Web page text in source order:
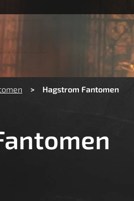
Hagstrom Fantomen